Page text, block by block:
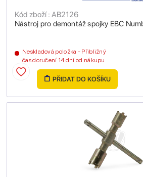
Nástroj pro demontáž spojky EBC
Kód zboží : AB2126
Neskladová položka - Přibližný
čas doručení 14 dní od nákupu
PŘIDAT DO KOŠÍKU